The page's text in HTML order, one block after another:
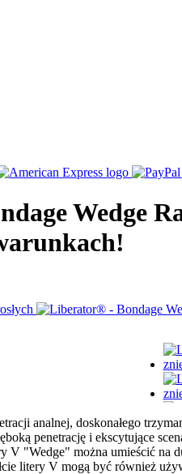
Wedge
analnej, doskonałego
penetrację i ekscytujące
V "Wedge" można umieścić
litery V mogą być również